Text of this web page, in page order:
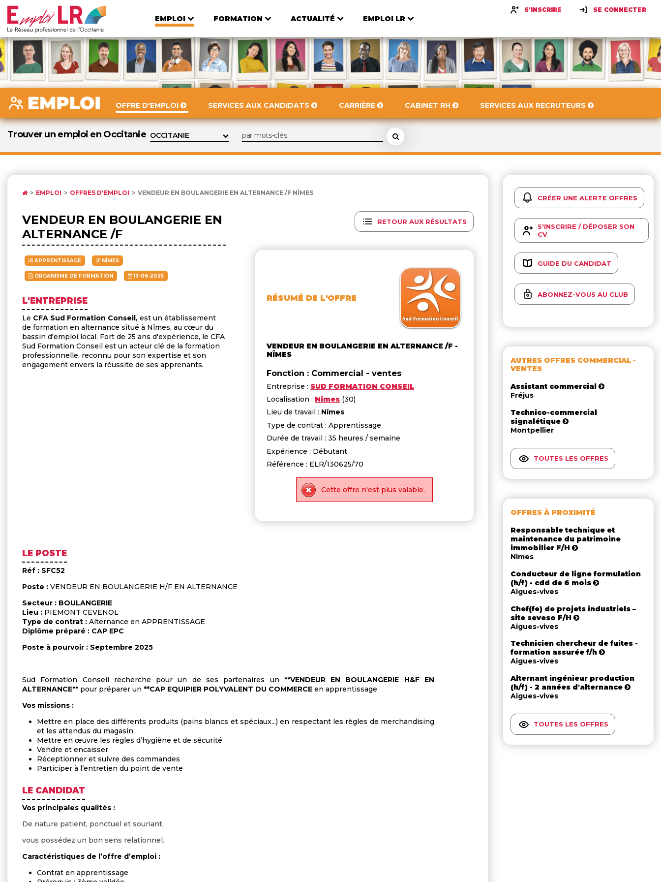
EMPLOI FORMATION ACTUALITÉ EMPLOI LR
S'INSCRIRE SE CONNECTER
OFFRE D'EMPLOI SERVICES AUX CANDIDATS CARRIÈRE CABINET RH SERVICES AUX RECRUTEURS
Trouver un emploi en Occitanie
EMPLOI OFFRES D'EMPLOI VENDEUR EN BOULANGERIE EN ALTERNANCE /F NÎMES
RETOUR AUX RÉSULTATS
RÉSUMÉ DE L'OFFRE
VENDEUR EN BOULANGERIE EN ALTERNANCE /F -
NÎMES
Fonction : Commercial - ventes
Entreprise : SUD FORMATION CONSEIL
Localisation : Nîmes (30)
Lieu de travail : Nîmes
Type de contrat : Apprentissage
Durée de travail : 35 heures / semaine
Expérience : Débutant
Référence : ELR/130625/70
Cette offre n'est plus valable.
VENDEUR EN BOULANGERIE EN
ALTERNANCE /F
APPRENTISSAGE NÎMES
ORGANISME DE FORMATION 13-06-2025
L'ENTREPRISE
Le CFA Sud Formation Conseil, est un établissement
de formation en alternance situé à Nîmes, au cœur du
bassin d'emploi local. Fort de 25 ans d'expérience, le CFA
Sud Formation Conseil est un acteur clé de la formation
professionnelle, reconnu pour son expertise et son
engagement envers la réussite de ses apprenants.
LE POSTE
Réf : SFC52
Poste : VENDEUR EN BOULANGERIE H/F EN ALTERNANCE
Secteur : BOULANGERIE
Lieu : PIEMONT CEVENOL
Type de contrat : Alternance en APPRENTISSAGE
Diplôme préparé : CAP EPC
Poste à pourvoir : Septembre 2025
Sud Formation Conseil recherche pour un de ses partenaires un **VENDEUR EN BOULANGERIE H&F EN
ALTERNANCE** pour préparer un **CAP EQUIPIER POLYVALENT DU COMMERCE en apprentissage
Vos missions :
Mettre en place des différents produits (pains blancs et spéciaux...) en respectant les règles de merchandising
et les attendus du magasin
Mettre en œuvre les règles d’hygiène et de sécurité
Vendre et encaisser
Réceptionner et suivre des commandes
Participer à l’entretien du point de vente
LE CANDIDAT
Vos principales qualités :
De nature patient, ponctuel et souriant,
vous possédez un bon sens relationnel.
Caractéristiques de l’offre d’emploi :
Contrat en apprentissage
CRÉER UNE ALERTE OFFRES
S'INSCRIRE / DÉPOSER SON
CV
GUIDE DU CANDIDAT
ABONNEZ-VOUS AU CLUB
AUTRES OFFRES COMMERCIAL -
VENTES
Assistant commercial
Fréjus
Technico-commercial
signalétique
Montpellier
TOUTES LES OFFRES
OFFRES À PROXIMITÉ
Responsable technique et
maintenance du patrimoine
immobilier F/H
Nimes
Conducteur de ligne formulation
(h/f) - cdd de 6 mois
Aigues-vives
Chef(fe) de projets industriels –
site seveso F/H
Aigues-vives
Technicien chercheur de fuites -
formation assurée f/h
Aigues-vives
Alternant ingénieur production
(h/f) - 2 années d'alternance
Aigues-vives
TOUTES LES OFFRES